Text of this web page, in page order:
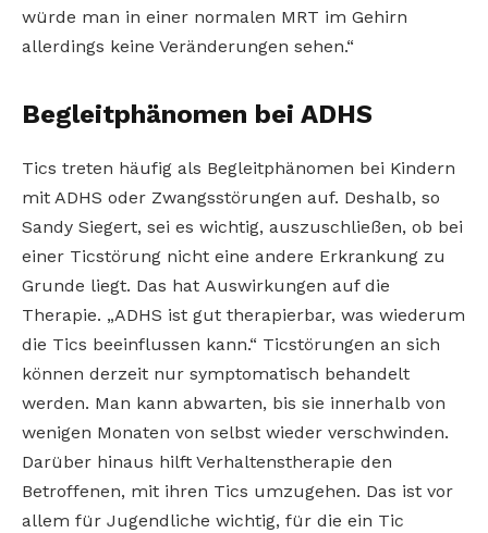
würde man in einer normalen MRT im Gehirn
allerdings keine Veränderungen sehen.“
Begleitphänomen bei ADHS
Tics treten häufig als Begleitphänomen bei Kindern
mit ADHS oder Zwangsstörungen auf. Deshalb, so
Sandy Siegert, sei es wichtig, auszuschließen, ob bei
einer Ticstörung nicht eine andere Erkrankung zu
Grunde liegt. Das hat Auswirkungen auf die
Therapie. „ADHS ist gut therapierbar, was wiederum
die Tics beeinflussen kann.“ Ticstörungen an sich
können derzeit nur symptomatisch behandelt
werden. Man kann abwarten, bis sie innerhalb von
wenigen Monaten von selbst wieder verschwinden.
Darüber hinaus hilft Verhaltenstherapie den
Betroffenen, mit ihren Tics umzugehen. Das ist vor
allem für Jugendliche wichtig, für die ein Tic